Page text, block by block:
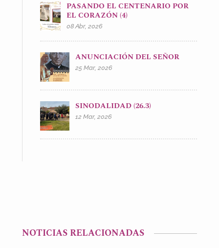
PASANDO EL CENTENARIO POR
EL CORAZÓN (4)
08 Abr, 2026
ANUNCIACIÓN DEL SEÑOR
25 Mar, 2026
SINODALIDAD (26.3)
12 Mar, 2026
NOTICIAS RELACIONADAS